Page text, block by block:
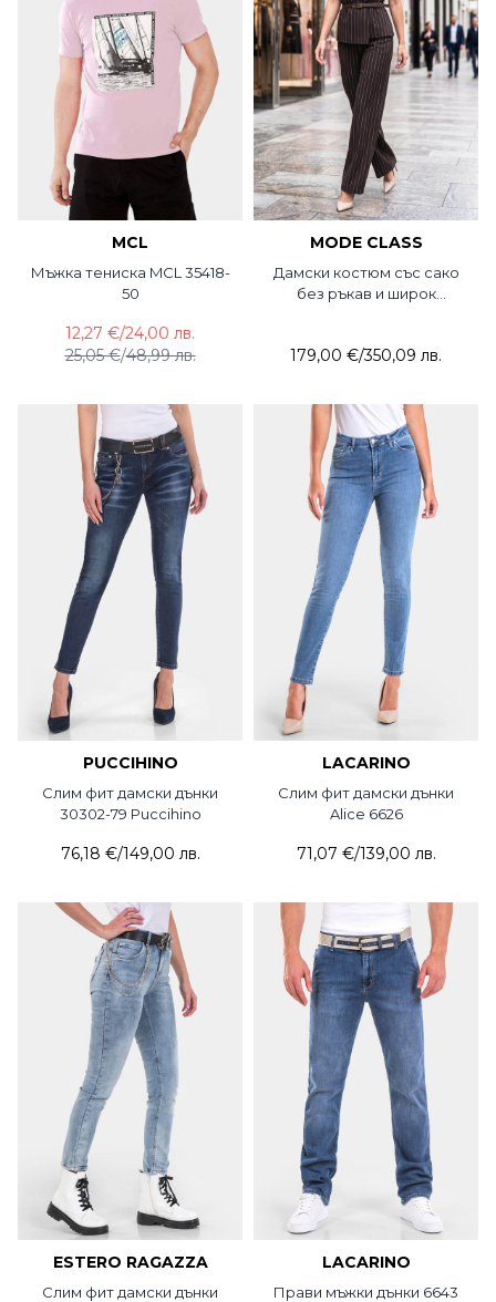
MCL
Мъжка тениска MCL 35418-
50
25,05 €/48,99 лв.
12,27 €/24,00 лв.
MODE CLASS
Дамски костюм със сако
без ръкав и широк
179,00 €/350,09 лв.
PUCCIHINO
Слим фит дамски дънки
30302-79 Puccihino
76,18 €/149,00 лв.
LACARINO
Слим фит дамски дънки
Alice 6626
71,07 €/139,00 лв.
ESTERO RAGAZZA
Слим фит дамски дънки
LACARINO
Прави мъжки дънки 6643